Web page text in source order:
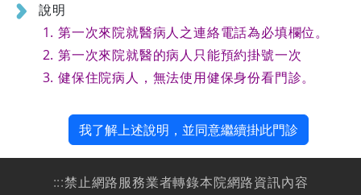
說明
第一次來院就醫病人之連絡電話為必填欄位。
第一次來院就醫的病人只能預約掛號一次
健保住院病人，無法使用健保身份看門診。
我了解上述說明，並同意繼續掛此門診
:::禁止網路服務業者轉錄本院網路資訊內容